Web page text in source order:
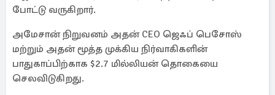
போட்டு வருகிறார்.
அமேசான் நிறுவனம் அதன் CEO ஜெஃப் பெசோஸ்
மற்றும் அதன் மூத்த முக்கிய நிர்வாகிகளின்
பாதுகாப்பிற்காக $2.7 மில்லியன் தொகையை
செலவிடுகிறது.